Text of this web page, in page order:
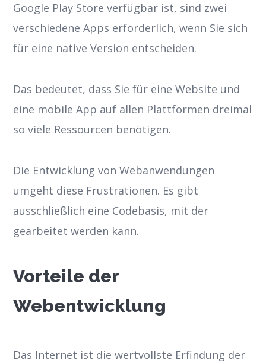
Google Play Store verfügbar ist, sind zwei
verschiedene Apps erforderlich, wenn Sie sich
für eine native Version entscheiden.
Das bedeutet, dass Sie für eine Website und
eine mobile App auf allen Plattformen dreimal
so viele Ressourcen benötigen.
Die Entwicklung von Webanwendungen
umgeht diese Frustrationen. Es gibt
ausschließlich eine Codebasis, mit der
gearbeitet werden kann.
Vorteile der
Webentwicklung
Das Internet ist die wertvollste Erfindung der